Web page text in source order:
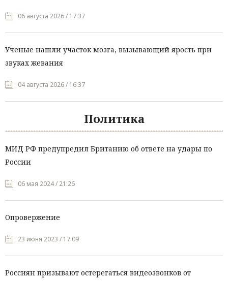
06 августа 2026 / 17:37
Ученые нашли участок мозга, вызывающий ярость при
звуках жевания
04 августа 2026 / 16:37
Политика
МИД РФ предупредил Британию об ответе на удары по
России
06 мая 2024 / 21:26
Опровержение
23 июня 2023 / 17:09
Россиян призывают остерегаться видеозвонков от